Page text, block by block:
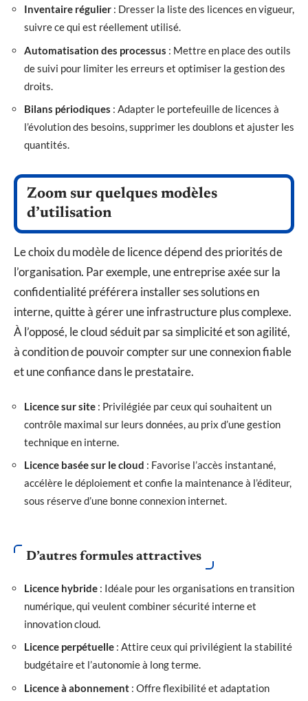
Inventaire régulier : Dresser la liste des licences en vigueur,
suivre ce qui est réellement utilisé.
Automatisation des processus : Mettre en place des outils
de suivi pour limiter les erreurs et optimiser la gestion des
droits.
Bilans périodiques : Adapter le portefeuille de licences à
l’évolution des besoins, supprimer les doublons et ajuster les
quantités.
Zoom sur quelques modèles
d’utilisation
Le choix du modèle de licence dépend des priorités de
l’organisation. Par exemple, une entreprise axée sur la
confidentialité préférera installer ses solutions en
interne, quitte à gérer une infrastructure plus complexe.
À l’opposé, le cloud séduit par sa simplicité et son agilité,
à condition de pouvoir compter sur une connexion fiable
et une confiance dans le prestataire.
Licence sur site : Privilégiée par ceux qui souhaitent un
contrôle maximal sur leurs données, au prix d’une gestion
technique en interne.
Licence basée sur le cloud : Favorise l’accès instantané,
accélère le déploiement et confie la maintenance à l’éditeur,
sous réserve d’une bonne connexion internet.
D’autres formules attractives
Licence hybride : Idéale pour les organisations en transition
numérique, qui veulent combiner sécurité interne et
innovation cloud.
Licence perpétuelle : Attire ceux qui privilégient la stabilité
budgétaire et l’autonomie à long terme.
Licence à abonnement : Offre flexibilité et adaptation